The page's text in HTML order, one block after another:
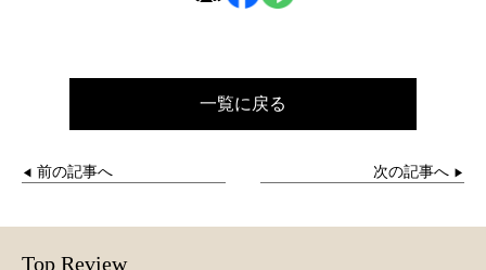
一覧に戻る
◀︎ 前の記事へ 次の記事へ ▶
Top Review